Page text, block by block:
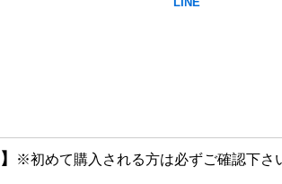
※初めて購入される方は必ずご確認下さ